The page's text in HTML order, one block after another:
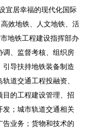
宜居幸福的现代化国际
效地铁、人文地铁、活
地铁工程建设指挥部办
调、监督考核、组织房
引导扶持地铁装备制造
道交通工程投融资、
的工程建设管理、招
发；城市轨道交通相关
告业务；货物和技术的